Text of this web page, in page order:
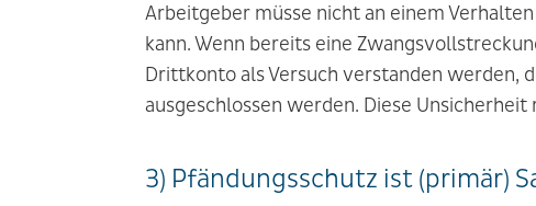
Arbeitgeber müsse nicht an einem
kann. Wenn bereits eine
Drittkonto als Versuch verstanden werden,
ausgeschlossen werden. Diese
3) Pfändungsschutz ist (primär)